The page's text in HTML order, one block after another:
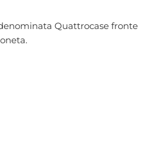
Quattrocase fronte